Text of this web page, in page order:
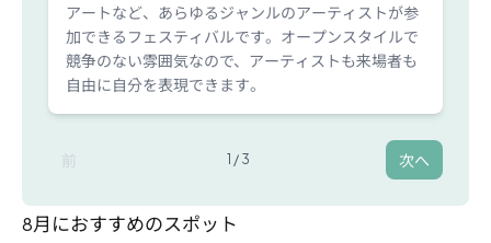
アートなど、あらゆるジャンルのアーティストが参
加できるフェスティバルです。オープンスタイルで
競争のない雰囲気なので、アーティストも来場者も
自由に自分を表現できます。
前 1 / 3 次へ
8月におすすめのスポット